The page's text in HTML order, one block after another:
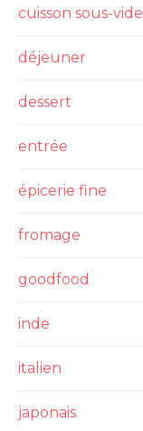
cuisson sous-vide
déjeuner
dessert
entrée
épicerie fine
fromage
goodfood
inde
italien
japonais